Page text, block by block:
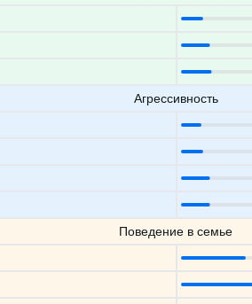
Агрессивность
Поведение в семье